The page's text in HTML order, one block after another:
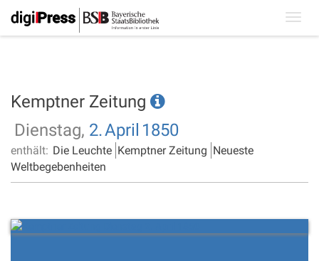
Kemptner Zeitung
Dienstag, 2.April 1850
enthält: Die Leuchte Kemptner Zeitung Neueste
Weltbegebenheiten